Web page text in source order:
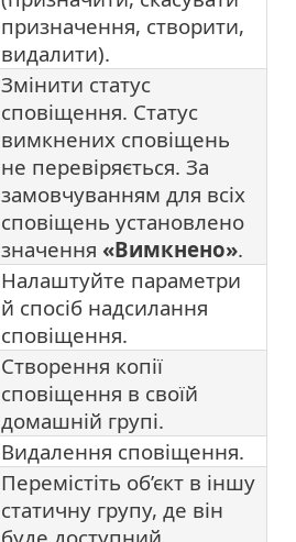
призначення, створити,
видалити).
Змінити статус
сповіщення. Статус
вимкнених сповіщень
не перевіряється. За
замовчуванням для всіх
сповіщень установлено
значення «Вимкнено».
Налаштуйте параметри
й спосіб надсилання
сповіщення.
Створення копії
сповіщення в своїй
домашній групі.
Видалення сповіщення.
Перемістіть об’єкт в іншу
статичну групу, де він